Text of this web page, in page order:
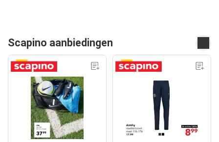
Scapino aanbiedingen